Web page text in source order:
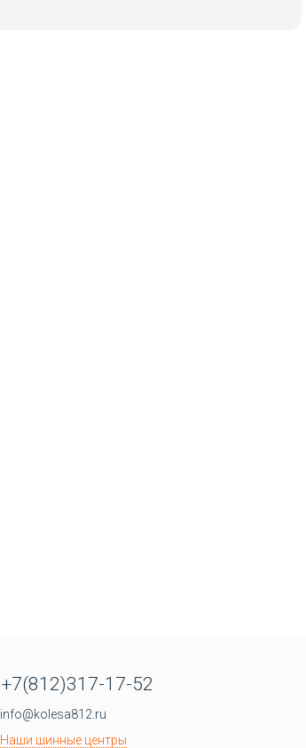
+7(812)317-17-52
info@kolesa812.ru
Наши шинные центры